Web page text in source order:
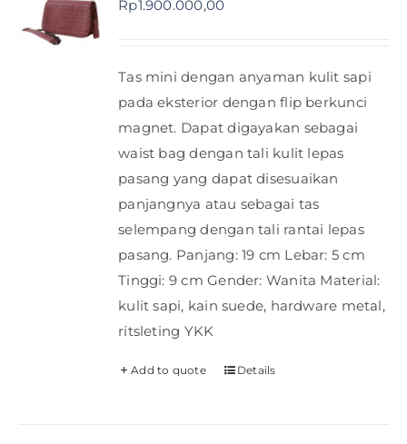
Shop
Rp1.900.000,00
Tas mini dengan anyaman kulit sapi
pada eksterior dengan flip berkunci
magnet. Dapat digayakan sebagai
waist bag dengan tali kulit lepas
pasang yang dapat disesuaikan
panjangnya atau sebagai tas
selempang dengan tali rantai lepas
pasang. Panjang: 19 cm Lebar: 5 cm
Tinggi: 9 cm Gender: Wanita Material:
kulit sapi, kain suede, hardware metal,
ritsleting YKK
Add to quote Details